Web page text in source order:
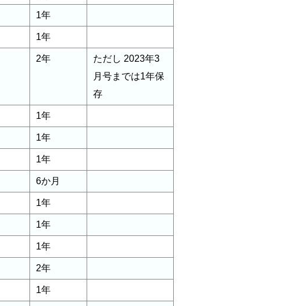
1年
1年
2年
ただし 2023年3
月号までは1年保
存
1年
1年
1年
6か月
1年
1年
1年
2年
1年